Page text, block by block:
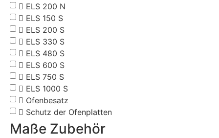
ELS 200 N
ELS 150 S
ELS 200 S
ELS 330 S
ELS 480 S
ELS 600 S
ELS 750 S
ELS 1000 S
Ofenbesatz
Schutz der Ofenplatten
Maße Zubehör